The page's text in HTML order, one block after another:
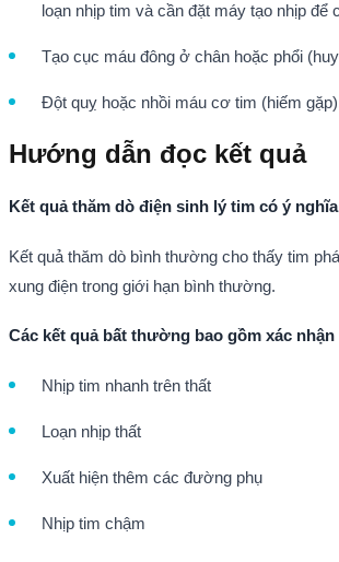
loạn nhịp tim và cần đặt máy tạo nhịp để
Tạo cục máu đông ở chân hoặc phổi
Đột quỵ hoặc nhồi máu cơ tim (hiếm
Hướng dẫn đọc kết quả
Kết quả thăm dò điện sinh lý tim có ý
Kết quả thăm dò bình thường cho thấy tim
xung điện trong giới hạn bình thường.
Các kết quả bất thường bao gồm xác
Nhịp tim nhanh trên thất
Loạn nhịp thất
Xuất hiện thêm các đường phụ
Nhịp tim chậm